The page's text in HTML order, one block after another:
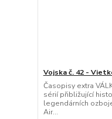
Vojska č. 42 -
Časopisy extra
sérií přibližující
legendárních
Air...